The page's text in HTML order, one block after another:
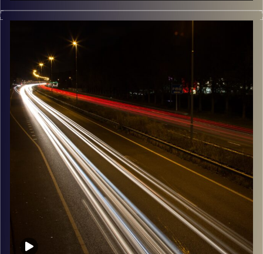
מוזיקה שתלווה אותנו אחרי יום עבודה ארוך ותחזיר אותנו
הביתה בשלום עם נעם זילבר
קרדיט תמונות: